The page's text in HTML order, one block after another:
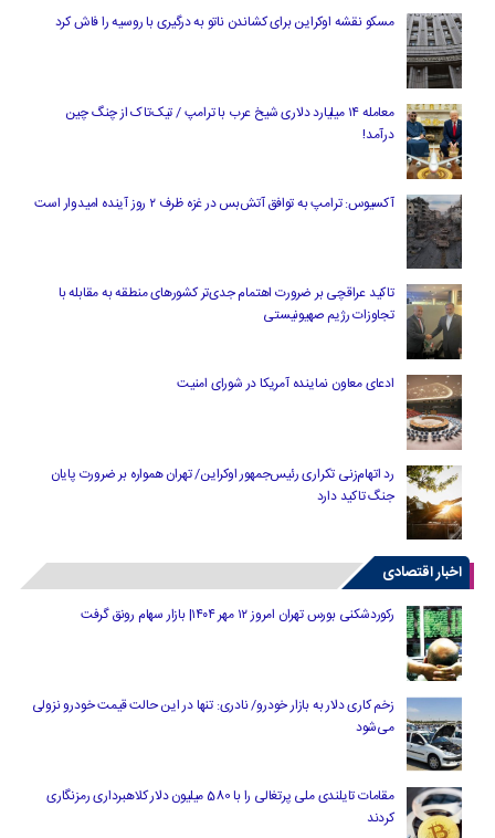
مسکو نقشه اوکراین برای کشاندن ناتو به درگیری با روسیه را فاش کرد
معامله ۱۴ میلیارد دلاری شیخ عرب با ترامپ / تیک‌تاک از چنگ چین
درآمد!
آکسیوس: ترامپ به توافق آتش‌بس در غزه ظرف ۲ روز آینده امیدوار است
تاکید عراقچی بر ضرورت اهتمام جدی‌تر کشورهای منطقه به مقابله با
تجاوزات رژیم صهیونیستی
ادعای معاون نماینده آمریکا در شورای امنیت
رد اتهام‌زنی تکراری رئیس‌جمهور اوکراین/ تهران همواره بر ضرورت پایان
جنگ تاکید دارد
اخبار اقتصادی
رکوردشکنی بورس تهران امروز ۱۲ مهر ۱۴۰۴| بازار سهام رونق گرفت
زخم کاری دلار به بازار خودرو/ نادری: تنها در این حالت قیمت خودرو نزولی
می‌شود
مقامات تایلندی ملی پرتغالی را با 580 میلیون دلار کلاهبرداری رمزنگاری
کردند